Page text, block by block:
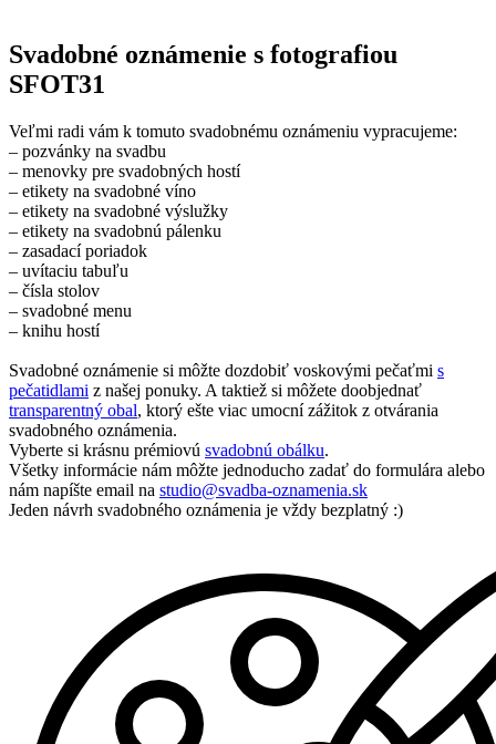
Svadobné oznámenie s fotografiou
SFOT31
Veľmi radi vám k tomuto svadobnému oznámeniu vypracujeme:
– pozvánky na svadbu
– menovky pre svadobných hostí
– etikety na svadobné víno
– etikety na svadobné výslužky
– etikety na svadobnú pálenku
– zasadací poriadok
– uvítaciu tabuľu
– čísla stolov
– svadobné menu
– knihu hostí
Svadobné oznámenie si môžte dozdobiť voskovými pečaťmi s
pečatidlami z našej ponuky. A taktiež si môžete doobjednať
transparentný obal, ktorý ešte viac umocní zážitok z otvárania
svadobného oznámenia.
Vyberte si krásnu prémiovú svadobnú obálku.
Všetky informácie nám môžte jednoducho zadať do formulára alebo
nám napíšte email na studio@svadba-oznamenia.sk
Jeden návrh svadobného oznámenia je vždy bezplatný :)